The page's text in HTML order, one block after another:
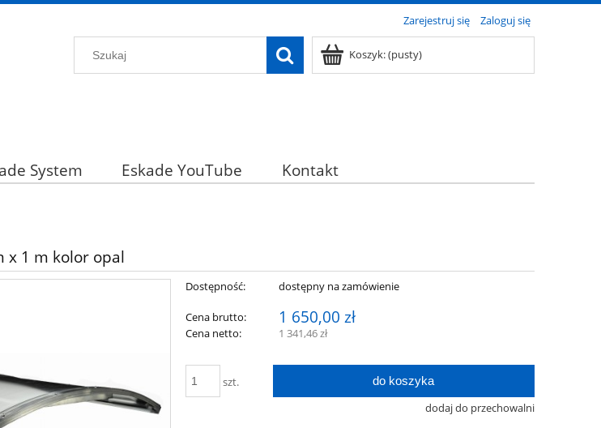
Zarejestruj się Zaloguj się
Koszyk:(pusty)
System Eskade YouTube Kontakt
x 1 m kolor opal
Dostępność: dostępny na zamówienie
Cena brutto: 1 650,00 zł
Cena netto: 1 341,46 zł
szt. do koszyka
dodaj do przechowalni